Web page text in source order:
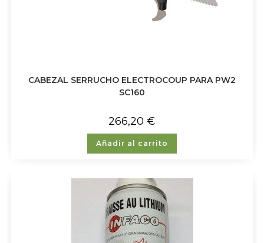
CABEZAL SERRUCHO ELECTROCOUP PARA PW2
SC160
266,20 €
Añadir al carrito